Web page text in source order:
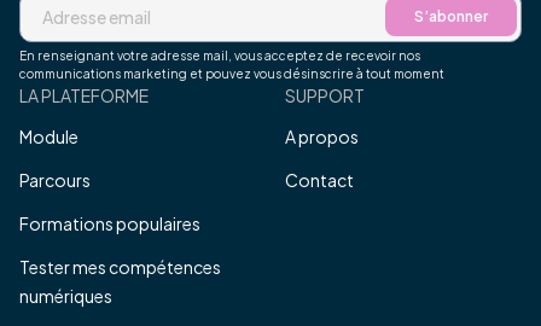
S’abonner
En renseignant votre adresse mail, vous acceptez de recevoir nos
communications marketing et pouvez vous désinscrire à tout moment
LA PLATEFORME
Module
Parcours
Formations populaires
Tester mes compétences
numériques
SUPPORT
A propos
Contact